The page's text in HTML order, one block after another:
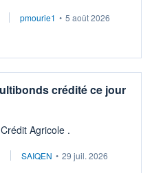
pmourie1 • 5 août 2026
crédité ce jour
Agricole .
SAIQEN • 29 juil. 2026